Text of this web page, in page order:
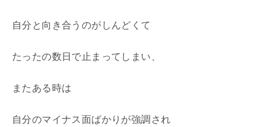
自分と向き合うのがしんどくて
たったの数日で止まってしまい、
またある時は
自分のマイナス面ばかりが強調され